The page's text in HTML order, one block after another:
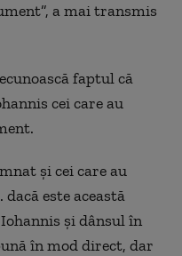
a mai transmis
faptul că
cei care au
şi cei care au
este această
şi dânsul în
în mod direct, dar